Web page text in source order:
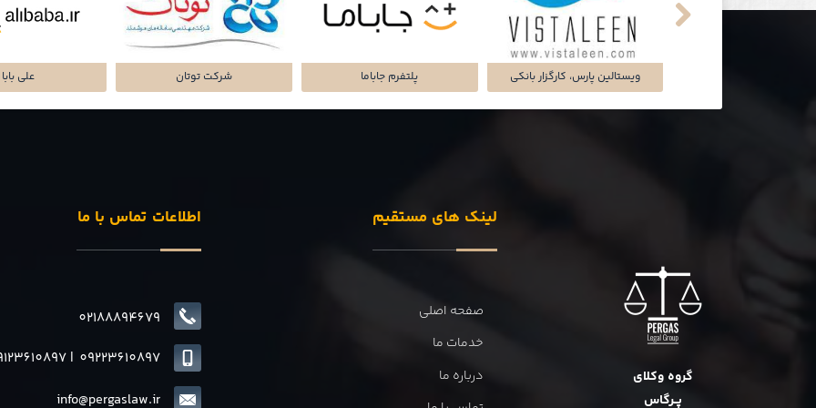
پلتفرم میاره شرکت سرمایه گذاری شرکت دلتا پرداز پرشین شرکت تجارت سگال آرتا
گروه وکلای
پــرگاس
لینک های مستقیم
صفحه اصلی
خدمات ما
درباره ما
اطلاعات تماس با ما
02188894679
info@pergaslaw.ir
| 09223610897